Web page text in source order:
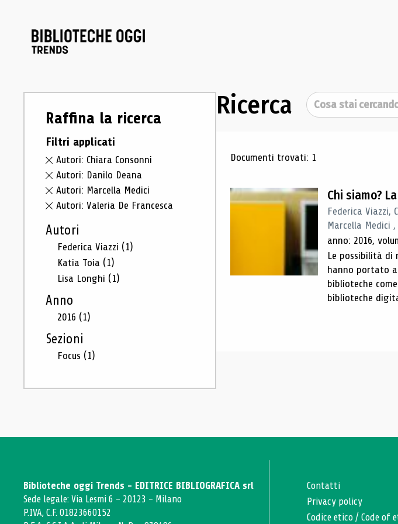
Raffina la ricerca
Filtri applicati
Autori: Chiara Consonni
Autori: Danilo Deana
Autori: Marcella Medici
Autori: Valeria De Francesca
Autori
Federica Viazzi (1)
Katia Toia (1)
Lisa Longhi (1)
Anno
2016 (1)
Sezioni
Focus (1)
Ricerca Cerca
Risultati di ricerca
Documenti trovati: 1
Chi siamo?
Federica Viazzi,
Marcella Medici
anno: 2016,
Le possibilità di
hanno portato
biblioteche
biblioteche
Biblioteche oggi Trends - EDITRICE BIBLIOGRAFICA srl
Sede legale: Via Lesmi 6 - 20123 - Milano
P.IVA, C.F. 01823660152
Contatti
Privacy policy
Codice etico /Code of